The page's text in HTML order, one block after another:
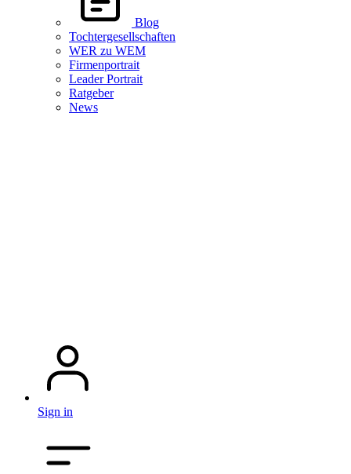
Blog
Tochtergesellschaften
WER zu WEM
Firmenportrait
Leader Portrait
Ratgeber
News
Sign in